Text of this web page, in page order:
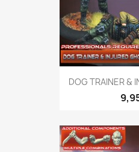
DOG TRAINER &